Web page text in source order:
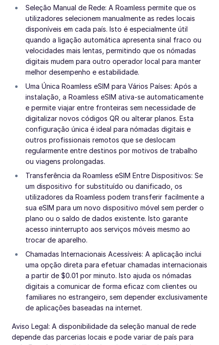
Seleção Manual de Rede: A Roamless permite que os
utilizadores selecionem manualmente as redes locais
disponíveis em cada país. Isto é especialmente útil
quando a ligação automática apresenta sinal fraco ou
velocidades mais lentas, permitindo que os nómadas
digitais mudem para outro operador local para manter
melhor desempenho e estabilidade.
Uma Única Roamless eSIM para Vários Países: Após a
instalação, a Roamless eSIM ativa-se automaticamente
e permite viajar entre fronteiras sem necessidade de
digitalizar novos códigos QR ou alterar planos. Esta
configuração única é ideal para nómadas digitais e
outros profissionais remotos que se deslocam
regularmente entre destinos por motivos de trabalho
ou viagens prolongadas.
Transferência da Roamless eSIM Entre Dispositivos: Se
um dispositivo for substituído ou danificado, os
utilizadores da Roamless podem transferir facilmente a
sua eSIM para um novo dispositivo móvel sem perder o
plano ou o saldo de dados existente. Isto garante
acesso ininterrupto aos serviços móveis mesmo ao
trocar de aparelho.
Chamadas Internacionais Acessíveis: A aplicação inclui
uma opção direta para efetuar chamadas internacionais
a partir de $0.01 por minuto. Isto ajuda os nómadas
digitais a comunicar de forma eficaz com clientes ou
familiares no estrangeiro, sem depender exclusivamente
de aplicações baseadas na internet.
Aviso Legal: A disponibilidade da seleção manual de rede
depende das parcerias locais e pode variar de país para